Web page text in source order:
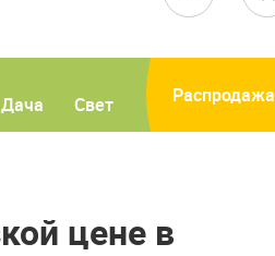
Дача Свет Распродажа
цене в